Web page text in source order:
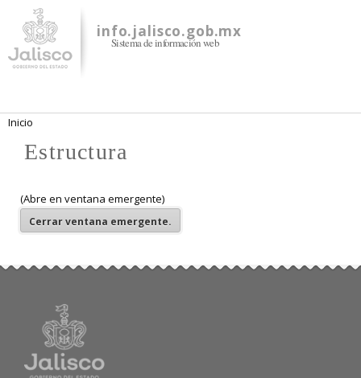
contenido
principal
info.jalisco.gob.mx
Sistema de información web
Se encuentra usted aquí
Inicio
Estructura
(Abre en ventana emergente)
Cerrarventana emergente.